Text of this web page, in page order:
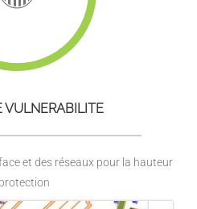
VULNERABILITE
et des réseaux pour la hauteur